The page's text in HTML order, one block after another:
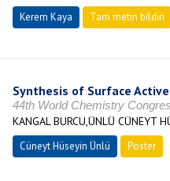
Kerem Kaya Tam metin bildiri
Synthesis of Surface
44th World Chemistry
KANGAL BURCU,ÜNLÜ CÜNEYT
Cüneyt Hüseyin Ünlü Poster